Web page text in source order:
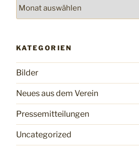
KATEGORIEN
Bilder
Neues aus dem Verein
Pressemitteilungen
Uncategorized